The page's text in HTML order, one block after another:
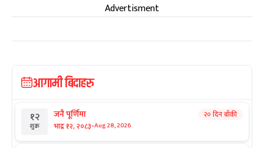
Advertisment
आगामी बिदाहरु
१२
शुक्र
जनै पूर्णिमा
भाद्र १२, २०८३-Aug 28, 2026
२० दिन बाँकी